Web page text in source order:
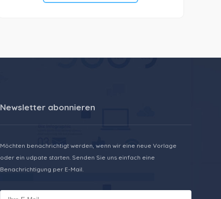
Newsletter abonnieren
Möchten benachrichtigt werden, wenn wir eine neue Vorlage
oder ein udpate starten. Senden Sie uns einfach eine
Benachrichtigung per E-Mail.